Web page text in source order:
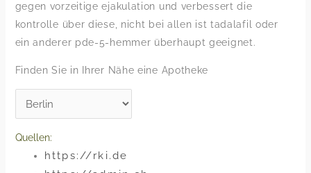
gegen vorzeitige ejakulation und verbessert die
kontrolle über diese, nicht bei allen ist tadalafil oder
ein anderer pde-5-hemmer überhaupt geeignet.
Finden Sie in Ihrer Nähe eine Apotheke
Quellen:
https://rki.de